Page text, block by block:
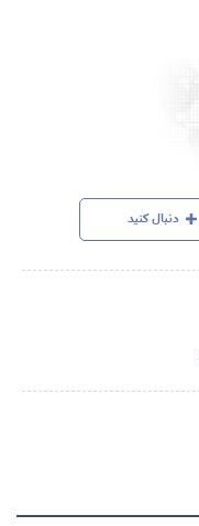
دنبال کنید